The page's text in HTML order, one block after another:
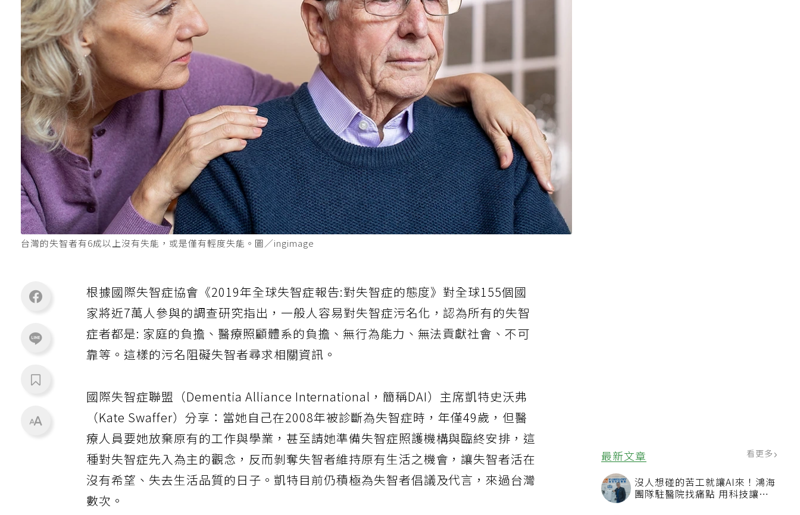
最新文章 看更多
沒人想碰的苦工就讓AI來！鴻海
團隊駐醫院找痛點 用科技讓醫
台灣的失智者有6成以上沒有失能，或是僅有輕度失能。圖／ingimage
根據國際失智症協會《2019年全球失智症報告:對失智症的態度》對全球155個國
家將近7萬人參與的調查研究指出，一般人容易對失智症污名化，認為所有的失智
症者都是: 家庭的負擔、醫療照顧體系的負擔、無行為能力、無法貢獻社會、不可
靠等。這樣的污名阻礙失智者尋求相關資訊。
國際失智症聯盟（Dementia Alliance International，簡稱DAI）主席凱特史沃弗
（Kate Swaffer）分享：當她自己在2008年被診斷為失智症時，年僅49歲，但醫
療人員要她放棄原有的工作與學業，甚至請她準備失智症照護機構與臨終安排，這
種對失智症先入為主的觀念，反而剝奪失智者維持原有生活之機會，讓失智者活在
沒有希望、失去生活品質的日子。凱特目前仍積極為失智者倡議及代言，來過台灣
數次。